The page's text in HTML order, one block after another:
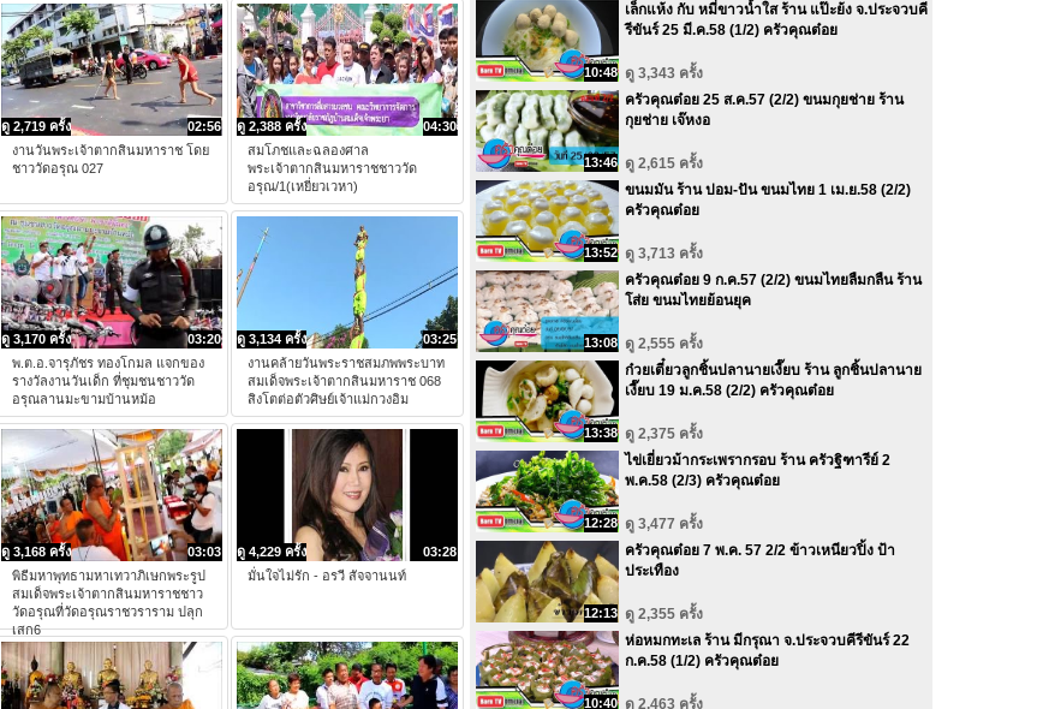
02:56
ดู 2,719 ครั้ง
งานวันพระเจ้าตากสินมหาราช โดย
ชาววัดอรุณ 027
04:30
ดู 2,388 ครั้ง
สมโภชและฉลองศาล
พระเจ้าตากสินมหาราชชาววัด
อรุณ/1(เหยี่ยวเวหา)
03:20
ดู 3,170 ครั้ง
พ.ต.อ.จารุภัชร ทองโกมล แจกของ
รางวัลงานวันเด็ก ที่ชุมชนชาววัด
อรุณลานมะขามบ้านหม้อ
03:25
ดู 3,134 ครั้ง
งานคล้ายวันพระราชสมภพพระบาท
สมเด็จพระเจ้าตากสินมหาราช 068
สิงโตต่อตัวศิษย์เจ้าแม่กวงอิม
03:03
ดู 3,168 ครั้ง
พิธีมหาพุทธามหาเทวาภิเษกพระรูป
สมเด็จพระเจ้าตากสินมหาราชชาว
วัดอรุณที่วัดอรุณราชวราราม ปลุก
เสก6
03:28
ดู 4,229 ครั้ง
มั่นใจไม่รัก - อรวี สัจจานนท์
10:48
เล็กแห้ง กับ หมี่ขาวน้ำใส ร้าน แป๊ะย้ง จ.ประจวบคี
รีขันร์ 25 มี.ค.58 (1/2) ครัวคุณต๋อย
ดู 3,343 ครั้ง
13:46
ครัวคุณต๋อย 25 ส.ค.57 (2/2) ขนมกุยช่าย ร้าน
กุยช่าย เจ๊หงอ
ดู 2,615 ครั้ง
13:52
ขนมมัน ร้าน ปอม-ปัน ขนมไทย 1 เม.ย.58 (2/2)
ครัวคุณต๋อย
ดู 3,713 ครั้ง
13:08
ครัวคุณต๋อย 9 ก.ค.57 (2/2) ขนมไทยลืมกลืน ร้าน
โส่ย ขนมไทยย้อนยุค
ดู 2,555 ครั้ง
13:38
ก๋วยเตี๋ยวลูกชิ้นปลานายเงี๊ยบ ร้าน ลูกชิ้นปลานาย
เงี๊ยบ 19 ม.ค.58 (2/2) ครัวคุณต๋อย
ดู 2,375 ครั้ง
12:28
ไข่เยี่ยวม้ากระเพรากรอบ ร้าน ครัวฐิฑารีย์ 2
พ.ค.58 (2/3) ครัวคุณต๋อย
ดู 3,477 ครั้ง
12:13
ครัวคุณต๋อย 7 พ.ค. 57 2/2 ข้าวเหนียวปิ้ง ป้า
ประเทือง
ดู 2,355 ครั้ง
10:40
ห่อหมกทะเล ร้าน มีกรุณา จ.ประจวบคีรีขันร์ 22
ก.ค.58 (1/2) ครัวคุณต๋อย
ดู 2,463 ครั้ง